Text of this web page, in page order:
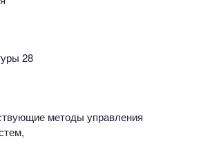
28
методы управления